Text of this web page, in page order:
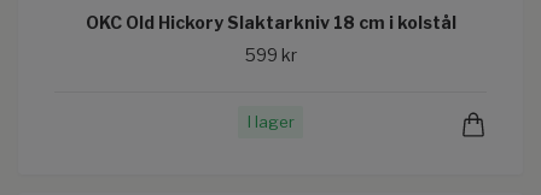
OKC Old Hickory Slaktarkniv 18 cm i kolstål
599 kr
I lager